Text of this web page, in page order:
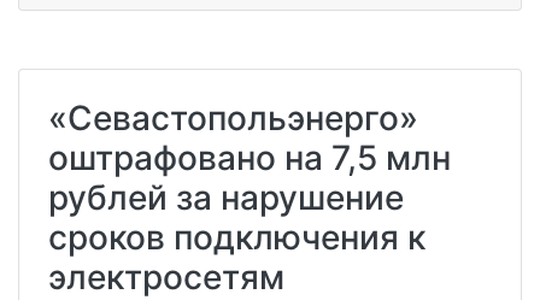
«Севастопольэнерго»
оштрафовано на 7,5 млн
рублей за нарушение
сроков подключения к
электросетям